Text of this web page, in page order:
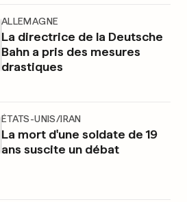
ALLEMAGNE
La directrice de la Deutsche
Bahn a pris des mesures
drastiques
ÉTATS-UNIS/IRAN
La mort d'une soldate de 19
ans suscite un débat